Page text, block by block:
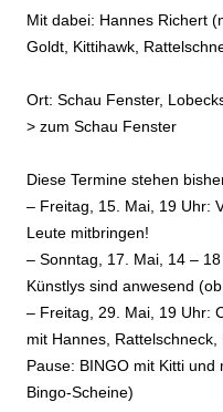
Mit dabei: Hannes Richert
Goldt, Kittihawk,
Ort: Schau Fenster,
> zum Schau Fenster
Diese Termine stehen
– Freitag, 15. Mai, 19 Uhr:
Leute mitbringen!
– Sonntag, 17. Mai, 14 –
Künstlys sind anwesend
– Freitag, 29. Mai, 19 Uhr:
mit Hannes,
Pause: BINGO mit Kitti
Bingo-Scheine)